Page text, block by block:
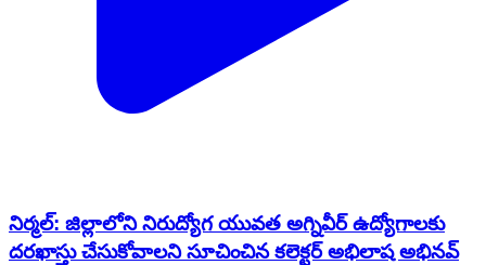
నిర్మల్: జిల్లాలోని నిరుద్యోగ యువత అగ్నివీర్ ఉద్యోగాలకు
దరఖాస్తు చేసుకోవాలని సూచించిన కలెక్టర్ అభిలాష అభినవ్